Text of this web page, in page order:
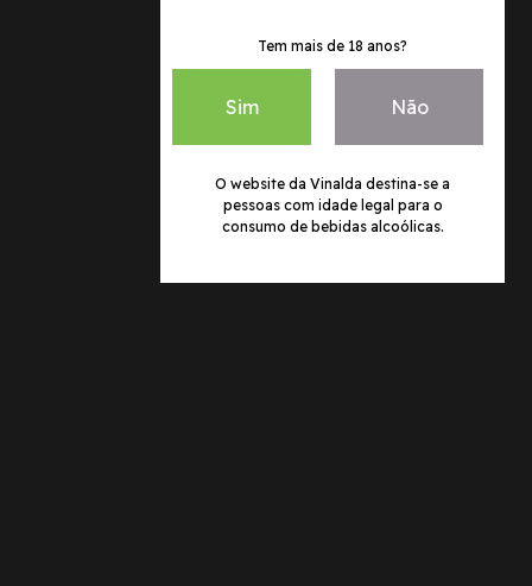
Tem mais de 18 anos?
Sim Não
O website da Vinalda destina-se a
pessoas com idade legal para o
consumo de bebidas alcoólicas.